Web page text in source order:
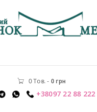
0 Тов. - 0грн
+38097 22 88 222